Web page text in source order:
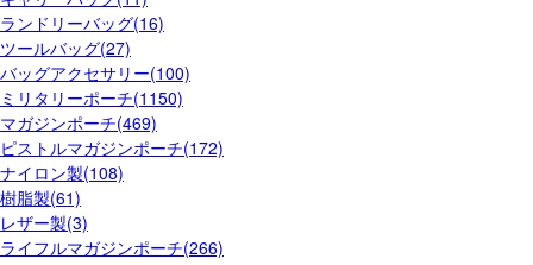
ランドリーバッグ(16)
ツールバッグ(27)
バッグアクセサリー(100)
ミリタリーポーチ(1150)
マガジンポーチ(469)
ピストルマガジンポーチ(172)
ナイロン製(108)
樹脂製(61)
レザー製(3)
ライフルマガジンポーチ(266)